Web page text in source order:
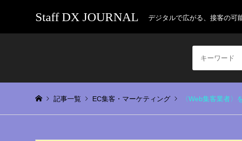
Staff DX JOURNAL デジタルで広がる、接客の可
記事一覧 EC集客・マーケティング 〈Web集客業者〉